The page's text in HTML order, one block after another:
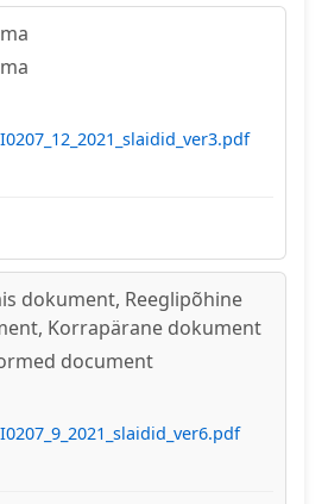
dokument, Reeglipõhine
Korrapärane dokument
document